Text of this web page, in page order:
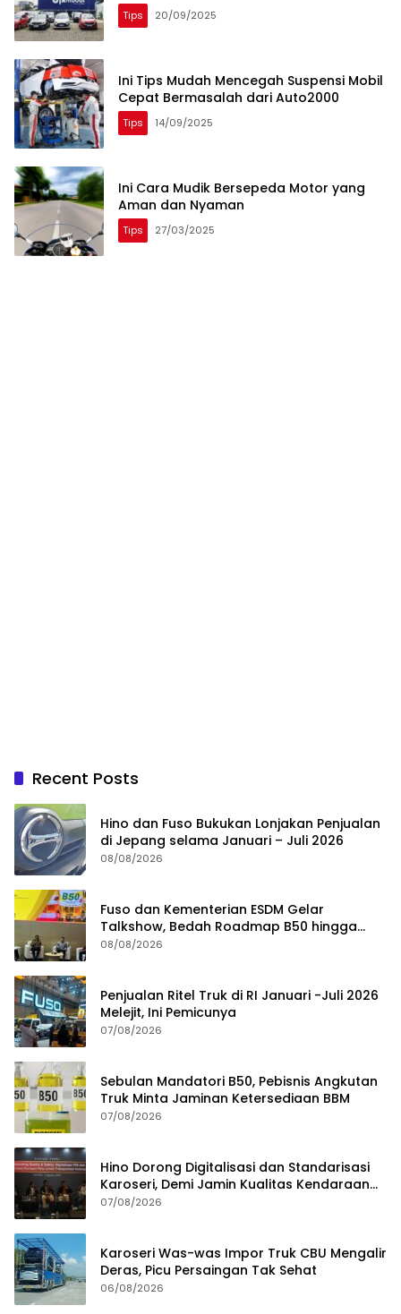
Tips 20/09/2025
Ini Tips Mudah Mencegah Suspensi Mobil
Cepat Bermasalah dari Auto2000
Tips 14/09/2025
Ini Cara Mudik Bersepeda Motor yang
Aman dan Nyaman
Tips 27/03/2025
Recent Posts
Hino dan Fuso Bukukan Lonjakan Penjualan
di Jepang selama Januari – Juli 2026
08/08/2026
Fuso dan Kementerian ESDM Gelar
Talkshow, Bedah Roadmap B50 hingga
Dampaknya
08/08/2026
Penjualan Ritel Truk di RI Januari -Juli 2026
Melejit, Ini Pemicunya
07/08/2026
Sebulan Mandatori B50, Pebisnis Angkutan
Truk Minta Jaminan Ketersediaan BBM
07/08/2026
Hino Dorong Digitalisasi dan Standarisasi
Karoseri, Demi Jamin Kualitas Kendaraan
Pelanggan
07/08/2026
Karoseri Was-was Impor Truk CBU Mengalir
Deras, Picu Persaingan Tak Sehat
06/08/2026